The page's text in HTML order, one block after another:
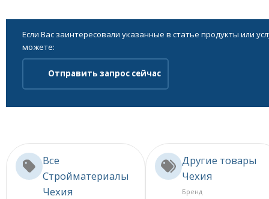
Если Вас заинтересовали указанные в статье продукты или
можете:
Отправить запрос сейчас
Все
Стройматериалы
Чехия
Другие товары
Чехия
Бренд